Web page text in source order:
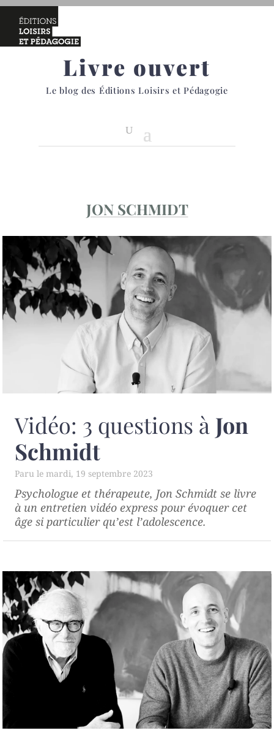
Livre ouvert
Le blog des Éditions Loisirs et Pédagogie
JON SCHMIDT
Vidéo: 3 questions à Jon
Schmidt
mardi, 19 septembre 2023
Psychologue et thérapeute, Jon Schmidt se livre
à un entretien vidéo express pour évoquer cet
âge si particulier qu’est l’adolescence.